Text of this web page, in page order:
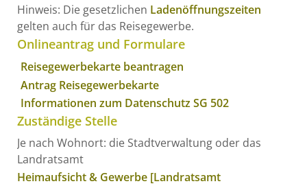
Hinweis: Die gesetzlichen Ladenöffnungszeiten
gelten auch für das Reisegewerbe.
Onlineantrag und Formulare
Reisegewerbekarte beantragen
Antrag Reisegewerbekarte
Informationen zum Datenschutz SG 502
Zuständige Stelle
Je nach Wohnort: die Stadtverwaltung oder das
Landratsamt
Heimaufsicht & Gewerbe [Landratsamt